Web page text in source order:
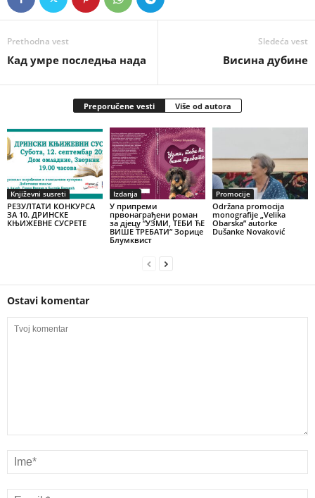
Prethodna vest
Кад умре последња нада
Sledeća vest
Висина дубине
Preporučene vesti Više od autora
Književni susreti
РЕЗУЛТАТИ КОНКУРСА
ЗА 10. ДРИНСКЕ
КЊИЖЕВНЕ СУСРЕТЕ
Izdanja
У припреми
првонаграђени роман
за дјецу ”УЗМИ, ТЕБИ ЋЕ
ВИШЕ ТРЕБАТИ” Зорице
Блумквист
Promocije
Održana promocija
monografije „Velika
Obarska” autorke
Dušanke Novaković
Ostavi komentar